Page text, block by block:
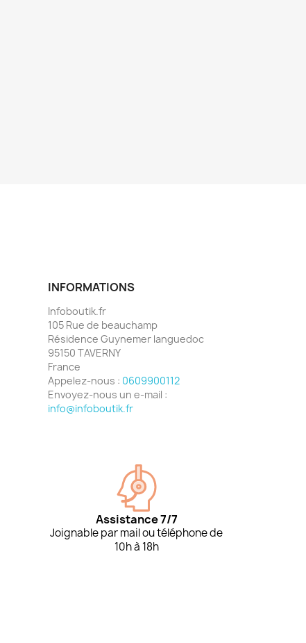
INFORMATIONS
Infoboutik.fr
105 Rue de beauchamp
Résidence Guynemer languedoc
95150 TAVERNY
France
Appelez-nous : 0609900112
Envoyez-nous un e-mail :
info@infoboutik.fr
Assistance 7/7
Joignable par mail ou téléphone de
10h à 18h